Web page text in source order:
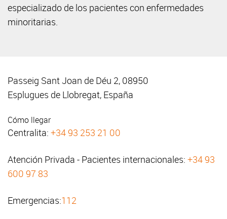
especializado de los pacientes con enfermedades
minoritarias.
Passeig Sant Joan de Déu 2, 08950
Esplugues de Llobregat, España
Cómo llegar
Centralita: +34 93 253 21 00
Atención Privada - Pacientes internacionales: +34 93
600 97 83
Emergencias:112